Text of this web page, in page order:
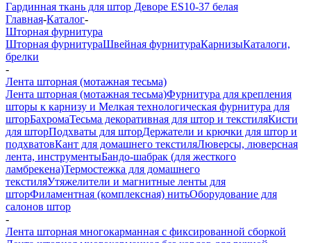
Гардинная ткань для штор Деворе ES10-37 белая
Главная-Каталог-
Шторная фурнитура
Шторная фурнитураШвейная фурнитураКарнизыКаталоги,
брелки
-
Лента шторная (мотажная тесьма)
Лента шторная (мотажная тесьма)Фурнитура для крепления
шторы к карнизу и Мелкая технологическая фурнитура для
шторБахромаТесьма декоративная для штор и текстиляКисти
для шторПодхваты для шторДержатели и крючки для штор и
подхватовКант для домашнего текстиляЛюверсы, люверсная
лента, инструментыБандо-шабрак (для жесткого
ламбрекена)Термостежка для домашнего
текстиляУтяжелители и магнитные ленты для
шторФиламентная (комплексная) нитьОборудование для
салонов штор
-
Лента шторная многокарманная с фиксированной сборкой